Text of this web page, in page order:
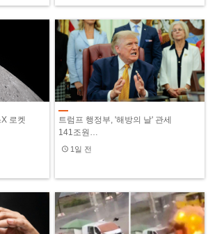
로켓
트럼프 행정부, '해방의 날' 관세
141조원…
1일 전